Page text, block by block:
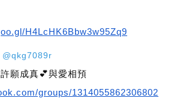
H4LcHK6Bbw3w95Zq9
@qkg7089r
願成真💕與愛相預
groups/1314055862306802